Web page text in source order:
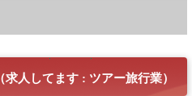
人してます : ツアー旅行業）